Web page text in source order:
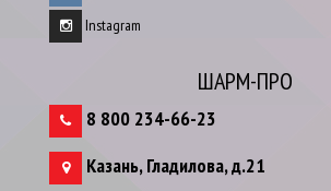
Instagram
ШАРМ-ПРО
8 800 234-66-23
Казань,Гладилова, д.21